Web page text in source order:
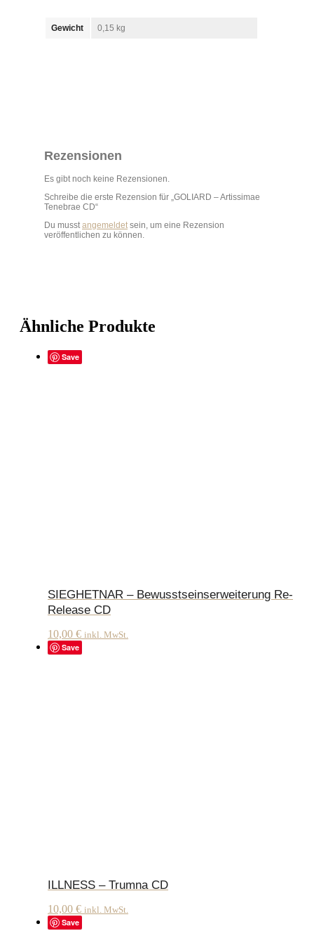
Gewicht 0,15 kg
Rezensionen
Es gibt noch keine Rezensionen.
Schreibe die erste Rezension für „GOLIARD – Artissimae
Tenebrae CD“
Du musstangemeldetsein, um eine Rezension
veröffentlichen zu können.
Ähnliche Produkte
Save
SIEGHETNAR – Bewusstseinserweiterung Re-
Release CD
10,00 € inkl. MwSt.
Save
ILLNESS – Trumna CD
10,00 € inkl. MwSt.
Save